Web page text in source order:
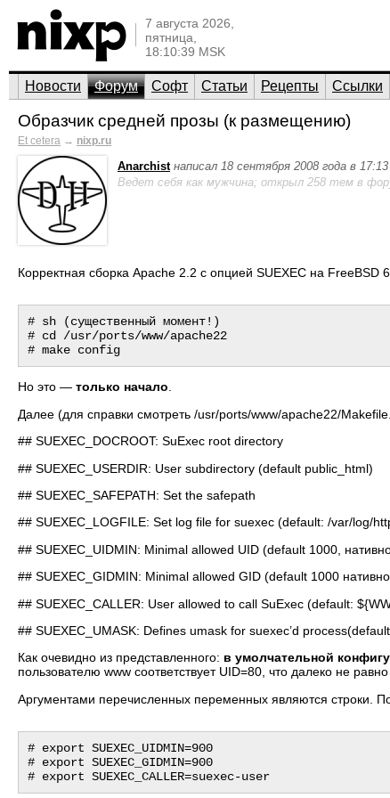
7 августа 2026,
пятница,
18:10:39 MSK
Новости Форум Софт Статьи Рецепты Ссылки
Образчик средней прозы (к размещению)
Et cetera → nixp.ru
Anarchist написал 18 сентября 2008 года в
Ведет себя как мужчина; открыл 258 тем в
Корректная сборка Apache 2.2 с опцией SUEXEC на FreeBSD
# sh (существенный момент!)
# cd /usr/ports/www/apache22
Но это — только начало.
Далее (для справки смотреть /usr/ports/www/apache22/
## SUEXEC_DOCROOT: SuExec root directory
## SUEXEC_USERDIR: User subdirectory (default public_html)
## SUEXEC_SAFEPATH: Set the safepath
## SUEXEC_LOGFILE: Set log file for suexec (default: /var/log/
## SUEXEC_UIDMIN: Minimal allowed UID (default 1000,
## SUEXEC_GIDMIN: Minimal allowed GID (default 1000
## SUEXEC_CALLER: User allowed to call SuExec (default:
## SUEXEC_UMASK: Defines umask for suexec’d
Как очевидно из представленного: в умолчательной
пользователю www соответствует UID=80, что далеко не
Аргументами перечисленных переменных являются строки.
# export SUEXEC_UIDMIN=900
# export SUEXEC_GIDMIN=900